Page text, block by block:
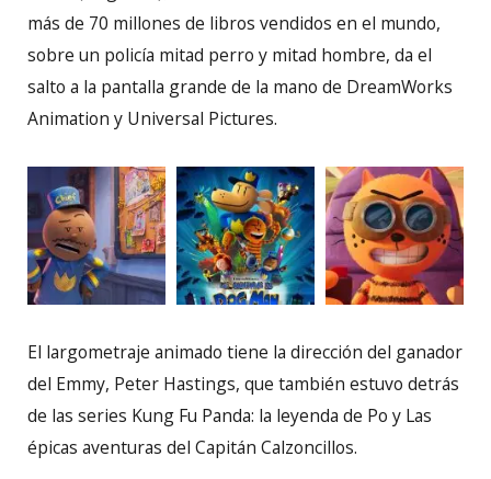
más de 70 millones de libros vendidos en el mundo,
sobre un policía mitad perro y mitad hombre, da el
salto a la pantalla grande de la mano de DreamWorks
Animation y Universal Pictures.
El largometraje animado tiene la dirección del ganador
del Emmy, Peter Hastings, que también estuvo detrás
de las series Kung Fu Panda: la leyenda de Po y Las
épicas aventuras del Capitán Calzoncillos.